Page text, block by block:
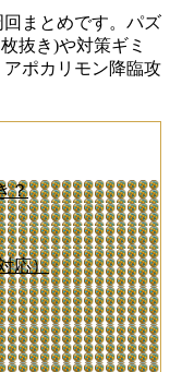
まとめです。パズ
抜き)や対策ギミ
ポカリモン降臨攻
？
応）